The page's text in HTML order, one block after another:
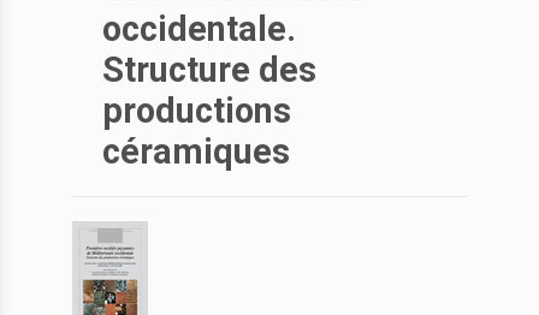
occidentale.
Structure des
productions
céramiques